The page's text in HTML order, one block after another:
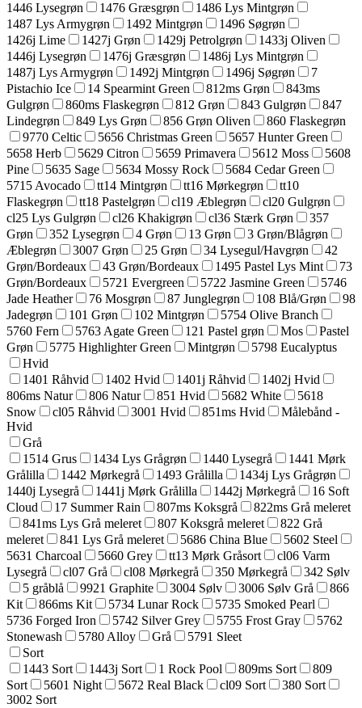
1446 Lysegrøn
1476 Græsgrøn
1486 Lys Mintgrøn
1487 Lys Armygrøn
1492 Mintgrøn
1496 Søgrøn
1426j Lime
1427j Grøn 1429j Petrolgrøn
1433j Oliven
1446j Lysegrøn
1476j Græsgrøn
1486j Lys Mintgrøn
1487j Lys Armygrøn
1492j Mintgrøn 1496j Søgrøn
7
Pistachio Ice
14 Spearmint Green 812ms Grøn
843ms
Gulgrøn
860ms Flaskegrøn 812 Grøn 843 Gulgrøn
847
Lindegrøn
849 Lys Grøn 856 Grøn Oliven
860 Flaskegrøn
9770 Celtic
5656 Christmas Green
5657 Hunter Green
5658 Herb
5629 Citron 5659 Primavera 5612 Moss
5608
Pine
5635 Sage 5634 Mossy Rock
5684 Cedar Green
5715 Avocado
tt14 Mintgrøn tt16 Mørkegrøn
tt10
Flaskegrøn
tt18 Pastelgrøn cl19 Æblegrøn
cl20 Gulgrøn
cl25 Lys Gulgrøn
cl26 Khakigrøn cl36 Stærk Grøn
357
Grøn
352 Lysegrøn 4 Grøn 13 Grøn
3 Grøn/Blågrøn
Æblegrøn
3007 Grøn 25 Grøn 34 Lysegul/Havgrøn
42
Grøn/Bordeaux
43 Grøn/Bordeaux 1495 Pastel Lys Mint
73
Grøn/Bordeaux
5721 Evergreen 5722 Jasmine Green
5746
Jade Heather
76 Mosgrøn 87 Junglegrøn 108 Blå/Grøn
98
Jadegrøn
101 Grøn 102 Mintgrøn
5754 Olive Branch
5760 Fern
5763 Agate Green 121 Pastel grøn Mos
Pastel
Grøn
5775 Highlighter Green Mintgrøn
5798 Eucalyptus
Hvid
1401 Råhvid
1402 Hvid 1401j Råhvid
1402j Hvid
806ms Natur
806 Natur 851 Hvid 5682 White
5618
Snow
cl05 Råhvid 3001 Hvid 851ms Hvid
Målebånd -
Hvid
Grå
1514 Grus
1434 Lys Grågrøn 1440 Lysegrå
1441 Mørk
Grålilla
1442 Mørkegrå 1493 Grålilla
1434j Lys Grågrøn
1440j Lysegrå
1441j Mørk Grålilla 1442j Mørkegrå
16 Soft
Cloud
17 Summer Rain 807ms Koksgrå
822ms Grå meleret
841ms Lys Grå meleret
807 Koksgrå meleret
822 Grå
meleret
841 Lys Grå meleret 5686 China Blue
5602 Steel
5631 Charcoal
5660 Grey tt13 Mørk Gråsort
cl06 Varm
Lysegrå
cl07 Grå cl08 Mørkegrå 350 Mørkegrå
342 Sølv
5 gråblå
9921 Graphite 3004 Sølv 3006 Sølv Grå
866
Kit
866ms Kit 5734 Lunar Rock
5735 Smoked Pearl
5736 Forged Iron
5742 Silver Grey 5755 Frost Gray
5762
Stonewash
5780 Alloy Grå
5791 Sleet
Sort
1443 Sort
1443j Sort 1 Rock Pool 809ms Sort
809
Sort
5601 Night 5672 Real Black cl09 Sort
380 Sort
3002 Sort